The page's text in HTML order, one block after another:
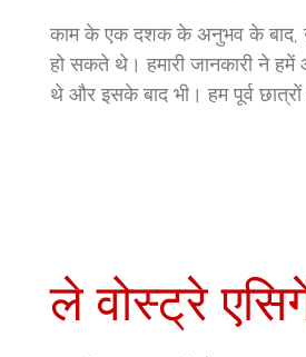
काम के एक दशक के अनुभव के बाद,
हो सकते थे। हमारी जानकारी ने
थे और इसके बाद भी। हम पूर्व
ले वोस्ट्रे